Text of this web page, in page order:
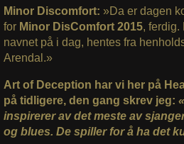
Minor Discomfort: »Da er dagen
for Minor DisComfort 2015, ferdig.
navnet på i dag, hentes fra
Arendal.»
Art of Deception har vi her på
på tidligere, den gang skrev jeg:
inspirerer av det meste av
og blues. De spiller for å ha det